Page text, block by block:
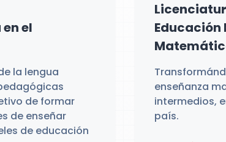
el
la lengua
de formar
de enseñar
de educación
Educación
enseñanza
intermedios,
país.